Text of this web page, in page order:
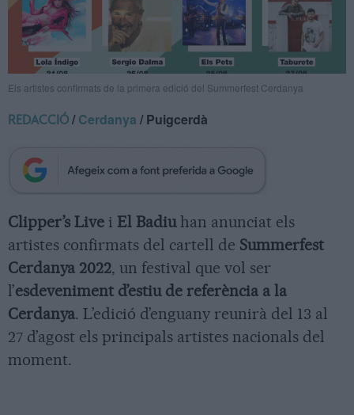
Els artistes confirmats de la primera edició del Summerfest Cerdanya
REDACCIÓ /Cerdanya / Puigcerdà
Clipper’s Live i El Badiuhan anunciat els
artistes confirmats del cartell de Summerfest
Cerdanya 2022, un festival que vol ser
l’esdeveniment d’estiu de referència a la
Cerdanya. L’edició d’enguany reunirà del 13 al
27 d’agost els principals artistes nacionals del
moment.